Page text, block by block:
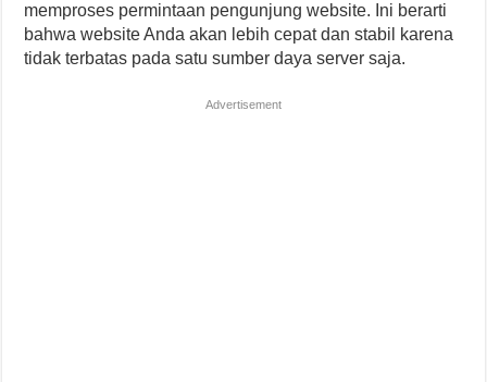
memproses permintaan pengunjung website. Ini berarti
bahwa website Anda akan lebih cepat dan stabil karena
tidak terbatas pada satu sumber daya server saja.
Advertisement